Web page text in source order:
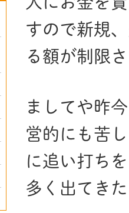
すので新規
る額が制限
ましてや昨
営的にも苦
に追い打ち
多く出てき